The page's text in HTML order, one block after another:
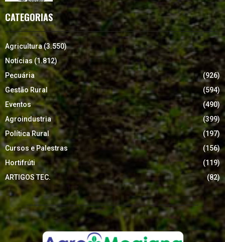
CATEGORIAS
Agricultura(3.550)
Notícias (1.812)
Pecuária
(926)
Gestão Rural
(594)
Eventos
(490)
Agroindustria
(399)
Política Rural
(197)
Cursos e Palestras
(156)
Hortifrúti
(119)
ARTIGOS TEC.
(82)